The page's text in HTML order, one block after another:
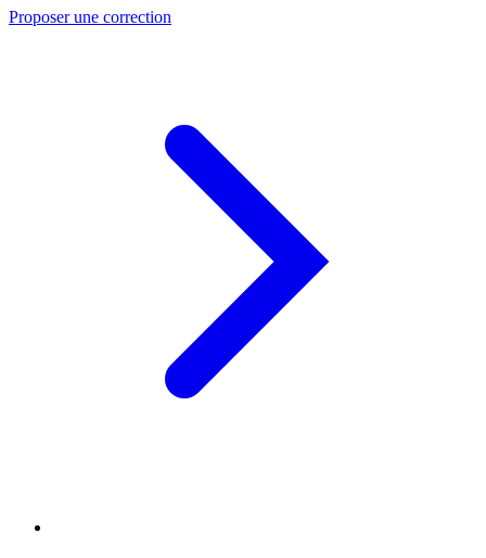
Proposer une correction